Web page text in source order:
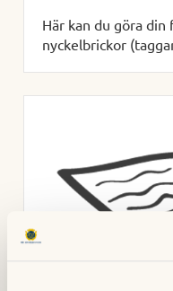
Här kan du göra din
nyckelbrickor